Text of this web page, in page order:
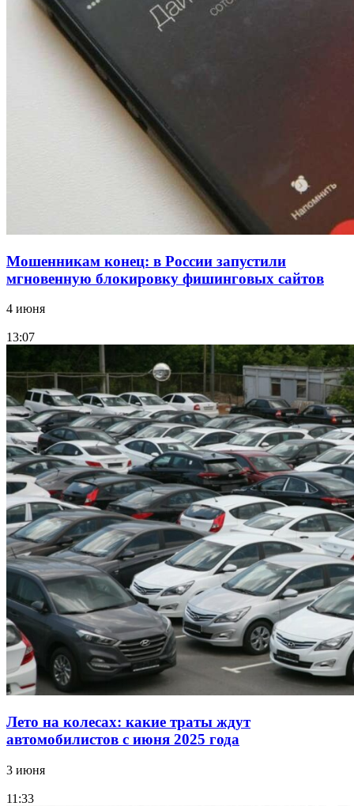
Сладкий праздник в Волгограде: в Центральном
парке прошёл фестиваль „Арбузный переполох“
Волгоградские компании нарастили экспорт:
заключены контракты на 3,6 млн долларов
Мошенникам конец: в России запустили
мгновенную блокировку фишинговых сайтов
4 июня
13:07
Лето на колесах: какие траты ждут
автомобилистов с июня 2025 года
3 июня
11:33